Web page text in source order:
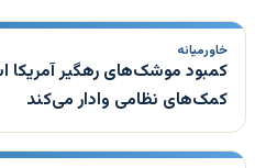
خاورمیانه
کمبود موشک‌های رهگیر آمریکا
کمک‌های نظامی وادار می‌کند